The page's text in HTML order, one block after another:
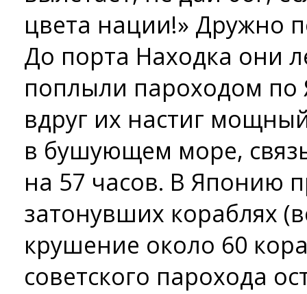
цвета нации!» Дружно
До порта Находка они
поплыли пароходом
вдруг их настиг
в бушующем море,
на 57 часов. В Японию
затонувших кораблях
крушение около 60
советского парохода